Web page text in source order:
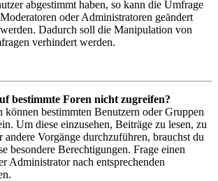
abgestimmt haben, so kann die Umfrage
oder Administratoren geändert
Dadurch soll die Manipulation von
verhindert werden.
bestimmte Foren nicht zugreifen?
können bestimmten Benutzern oder Gruppen
Um diese einzusehen, Beiträge zu lesen, zu
andere Vorgänge durchzuführen, brauchst du
besondere Berechtigungen. Frage einen
Administrator nach entsprechenden